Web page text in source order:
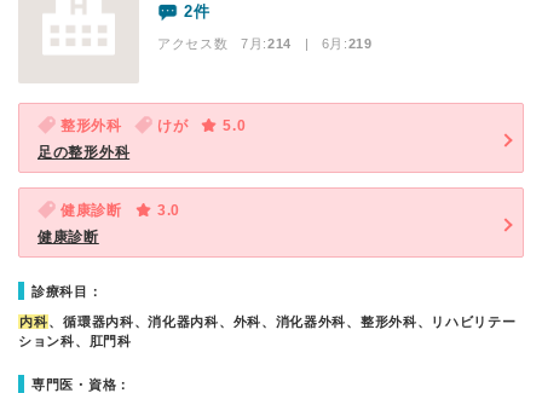
2件
アクセス数 7月:214 | 6月:219
整形外科 けが
5.0
足の整形外科
健康診断
3.0
健康診断
診療科目：
内科、循環器内科、消化器内科、外科、消化器外科、整形外科、リハビリテー
ション科、肛門科
専門医・資格：